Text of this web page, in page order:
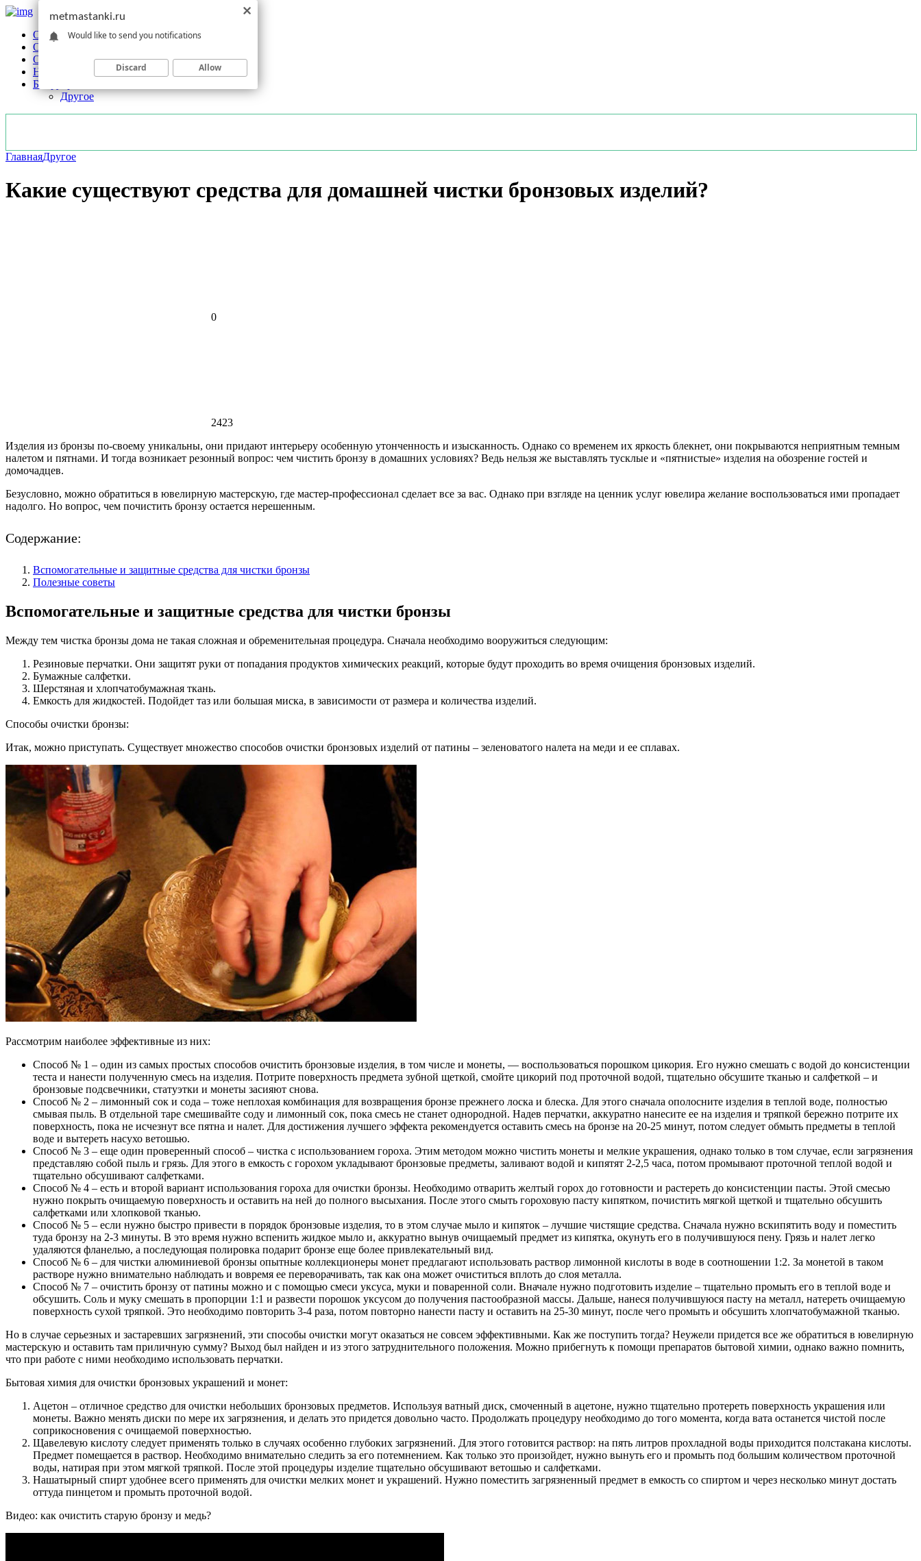
Обзоры станков
Оборудование
Обработка
Новости отрасли
Без рубрики
Другое
ГлавнаяДругое
Какие существуют средства для домашней чистки бронзовых изделий?
0
2423
Изделия из бронзы по-своему уникальны, они придают интерьеру особенную утонченность и изысканность. Однако со временем их яркость блекнет, они покрываются неприятным темным
налетом и пятнами. И тогда возникает резонный вопрос: чем чистить бронзу в домашних условиях? Ведь нельзя же выставлять тусклые и «пятнистые» изделия на обозрение гостей и
домочадцев.
Безусловно, можно обратиться в ювелирную мастерскую, где мастер-профессионал сделает все за вас. Однако при взгляде на ценник услуг ювелира желание воспользоваться ими пропадает
надолго. Но вопрос, чем почистить бронзу остается нерешенным.
Содержание:
Вспомогательные и защитные средства для чистки бронзы
Полезные советы
Вспомогательные и защитные средства для чистки бронзы
Между тем чистка бронзы дома не такая сложная и обременительная процедура. Сначала необходимо вооружиться следующим:
Резиновые перчатки. Они защитят руки от попадания продуктов химических реакций, которые будут проходить во время очищения бронзовых изделий.
Бумажные салфетки.
Шерстяная и хлопчатобумажная ткань.
Емкость для жидкостей. Подойдет таз или большая миска, в зависимости от размера и количества изделий.
Способы очистки бронзы:
Итак, можно приступать. Существует множество способов очистки бронзовых изделий от патины – зеленоватого налета на меди и ее сплавах.
Рассмотрим наиболее эффективные из них:
Способ № 1 – один из самых простых способов очистить бронзовые изделия, в том числе и монеты, — воспользоваться порошком цикория. Его нужно смешать с водой до консистенции
теста и нанести полученную смесь на изделия. Потрите поверхность предмета зубной щеткой, смойте цикорий под проточной водой, тщательно обсушите тканью и салфеткой – и
бронзовые подсвечники, статуэтки и монеты засияют снова.
Способ № 2 – лимонный сок и сода – тоже неплохая комбинация для возвращения бронзе прежнего лоска и блеска. Для этого сначала ополосните изделия в теплой воде, полностью
смывая пыль. В отдельной таре смешивайте соду и лимонный сок, пока смесь не станет однородной. Надев перчатки, аккуратно нанесите ее на изделия и тряпкой бережно потрите их
поверхность, пока не исчезнут все пятна и налет. Для достижения лучшего эффекта рекомендуется оставить смесь на бронзе на 20-25 минут, потом следует обмыть предметы в теплой
воде и вытереть насухо ветошью.
Способ № 3 – еще один проверенный способ – чистка с использованием гороха. Этим методом можно чистить монеты и мелкие украшения, однако только в том случае, если загрязнения
представляю собой пыль и грязь. Для этого в емкость с горохом укладывают бронзовые предметы, заливают водой и кипятят 2-2,5 часа, потом промывают проточной теплой водой и
тщательно обсушивают салфетками.
Способ № 4 – есть и второй вариант использования гороха для очистки бронзы. Необходимо отварить желтый горох до готовности и растереть до консистенции пасты. Этой смесью
нужно покрыть очищаемую поверхность и оставить на ней до полного высыхания. После этого смыть гороховую пасту кипятком, почистить мягкой щеткой и тщательно обсушить
салфетками или хлопковой тканью.
Способ № 5 – если нужно быстро привести в порядок бронзовые изделия, то в этом случае мыло и кипяток – лучшие чистящие средства. Сначала нужно вскипятить воду и поместить
туда бронзу на 2-3 минуты. В это время нужно вспенить жидкое мыло и, аккуратно вынув очищаемый предмет из кипятка, окунуть его в получившуюся пену. Грязь и налет легко
удаляются фланелью, а последующая полировка подарит бронзе еще более привлекательный вид.
Способ № 6 – для чистки алюминиевой бронзы опытные коллекционеры монет предлагают использовать раствор лимонной кислоты в воде в соотношении 1:2. За монетой в таком
растворе нужно внимательно наблюдать и вовремя ее переворачивать, так как она может очиститься вплоть до слоя металла.
Способ № 7 – очистить бронзу от патины можно и с помощью смеси уксуса, муки и поваренной соли. Вначале нужно подготовить изделие – тщательно промыть его в теплой воде и
обсушить. Соль и муку смешать в пропорции 1:1 и развести порошок уксусом до получения пастообразной массы. Дальше, нанеся получившуюся пасту на металл, натереть очищаемую
поверхность сухой тряпкой. Это необходимо повторить 3-4 раза, потом повторно нанести пасту и оставить на 25-30 минут, после чего промыть и обсушить хлопчатобумажной тканью.
Но в случае серьезных и застаревших загрязнений, эти способы очистки могут оказаться не совсем эффективными. Как же поступить тогда? Неужели придется все же обратиться в ювелирную
мастерскую и оставить там приличную сумму? Выход был найден и из этого затруднительного положения. Можно прибегнуть к помощи препаратов бытовой химии, однако важно помнить,
что при работе с ними необходимо использовать перчатки.
Бытовая химия для очистки бронзовых украшений и монет:
Ацетон – отличное средство для очистки небольших бронзовых предметов. Используя ватный диск, смоченный в ацетоне, нужно тщательно протереть поверхность украшения или
монеты. Важно менять диски по мере их загрязнения, и делать это придется довольно часто. Продолжать процедуру необходимо до того момента, когда вата останется чистой после
соприкосновения с очищаемой поверхностью.
Щавелевую кислоту следует применять только в случаях особенно глубоких загрязнений. Для этого готовится раствор: на пять литров прохладной воды приходится полстакана кислоты.
Предмет помещается в раствор. Необходимо внимательно следить за его потемнением. Как только это произойдет, нужно вынуть его и промыть под большим количеством проточной
воды, натирая при этом мягкой тряпкой. После этой процедуры изделие тщательно обсушивают ветошью и салфетками.
Нашатырный спирт удобнее всего применять для очистки мелких монет и украшений. Нужно поместить загрязненный предмет в емкость со спиртом и через несколько минут достать
оттуда пинцетом и промыть проточной водой.
Видео: как очистить старую бронзу и медь?
metmastanki.ru
Would like to send you notifications
Discard Allow